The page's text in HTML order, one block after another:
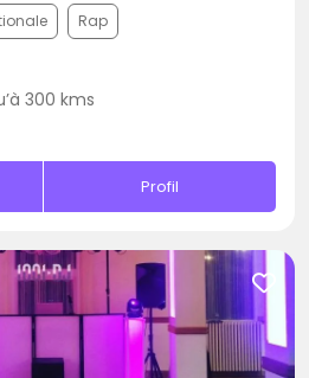
Rap
300 kms
Profil